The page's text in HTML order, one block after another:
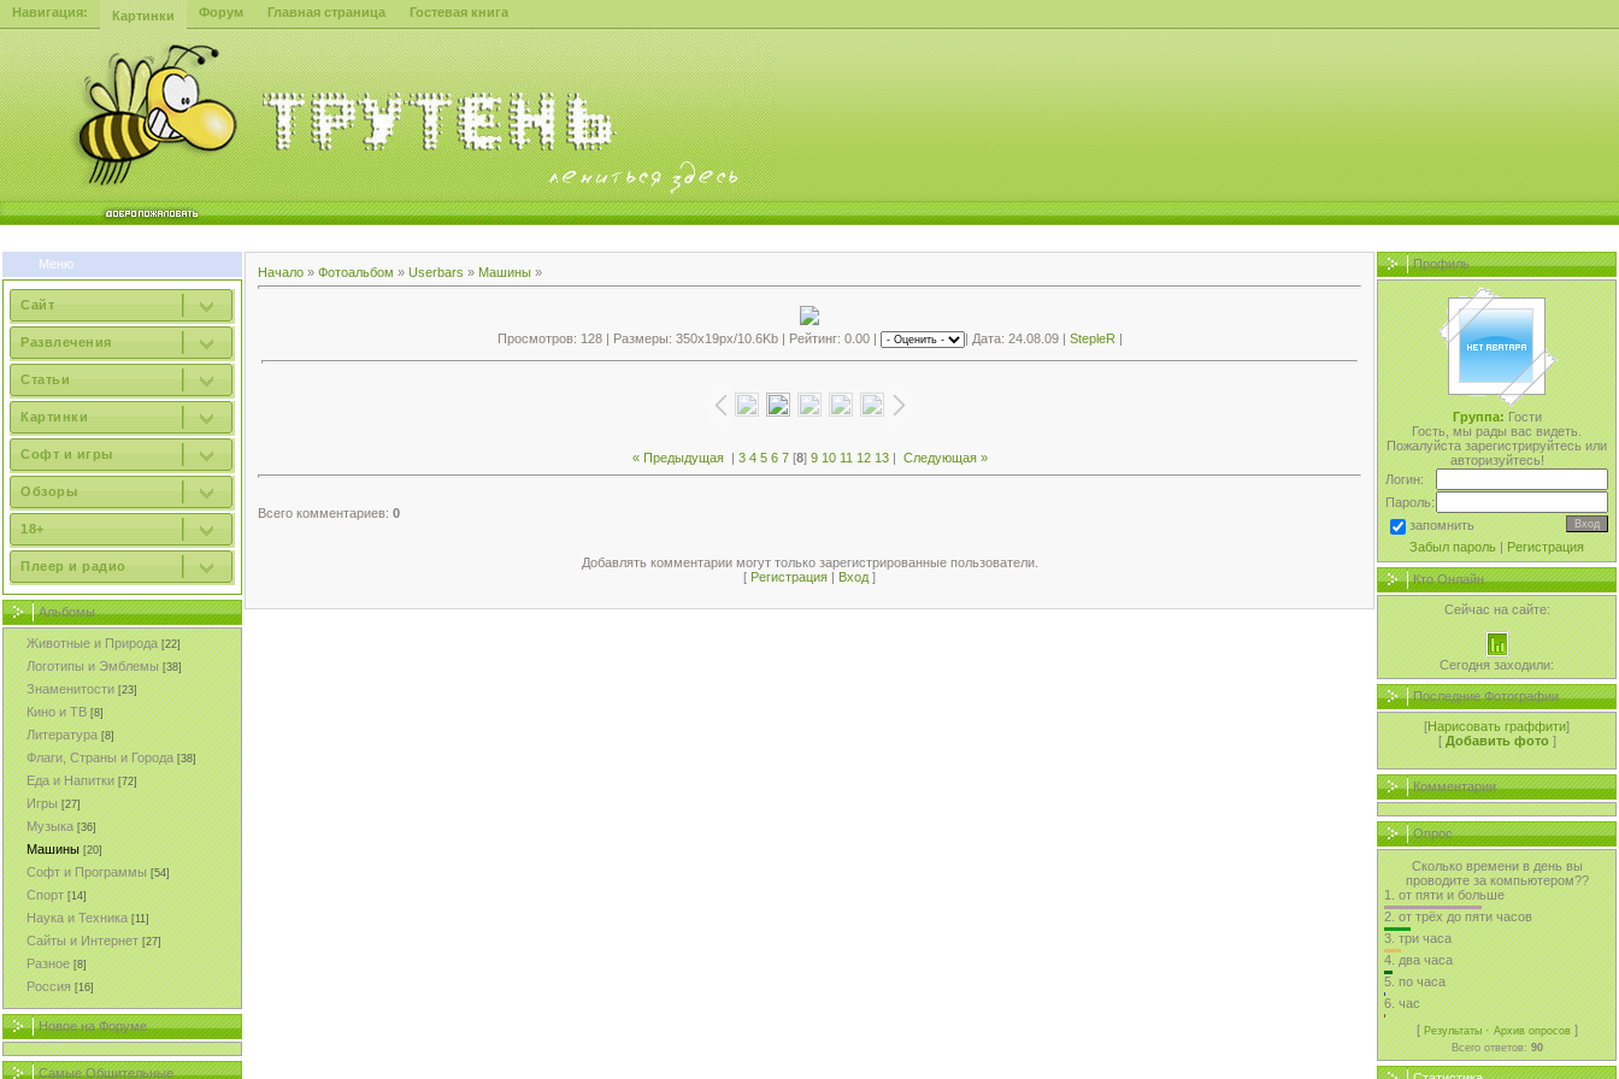
Навигация: Картинки Форум Главная страница Гостевая книга
Меню
Сайт
Развлечения
Статьи
Картинки
Софт и игры
Обзоры
18+
Плеер и радио
Альбомы
Животные и Природа [22]
Логотипы и Эмблемы [38]
Знаменитости [23]
Кино и ТВ [8]
Литература [8]
Флаги, Страны и Города [38]
Еда и Напитки [72]
Игры [27]
Музыка [36]
Машины [20]
Софт и Программы [54]
Спорт [14]
Наука и Техника [11]
Сайты и Интернет [27]
Разное [8]
Россия [16]
Новое на Форуме
Самые Общительные
Начало » Фотоальбом » Userbars » Машины »
Просмотров: 128 | Размеры: 350x19px/10.6Kb | Рейтинг: 0.00 | | Дата: 24.08.09 | StepleR |
« Предыдущая| 3 4 5 6 7[8] 9 10 11 12 13| Следующая »
Всего комментариев: 0
Добавлять комментарии могут только зарегистрированные пользователи.
[ Регистрация Вход ]
Профиль
Группа:Гости
Гость, мы рады вас видеть.
Пожалуйста зарегистрируйтесь или
авторизуйтесь!
Логин:
Пароль:
запомнить
Забыл пароль|Регистрация
Кто Онлайн
Сейчас на сайте:
Сегодня заходили:
Последние Фотографии
[Нарисовать граффити]
[Добавить фото ]
Комментарии
Опрос
Сколько времени в день вы
проводите за компьютером??
1.от пяти и больше
2.от трёх до пяти часов
3.три часа
4.два часа
5.по часа
6.час
[Результаты·Архив опросов]
Всего ответов:90